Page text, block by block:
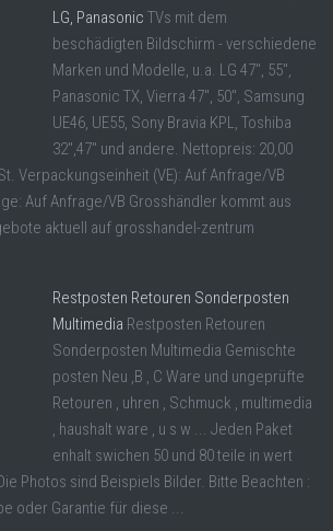
LG, Panasonic TVs mit dem
beschädigten Bildschirm - verschiedene
Marken und Modelle, u.a. LG 47", 55",
Panasonic TX, Vierra 47", 50", Samsung
UE46, UE55, Sony Bravia KPL, Toshiba
32",47" und andere. Nettopreis: 20,00
Verpackungseinheit (VE): Auf Anfrage/VB
Auf Anfrage/VB Grosshändler kommt aus
aktuell auf grosshandel-zentrum
Restposten Retouren Sonderposten
Multimedia Restposten Retouren
Sonderposten Multimedia Gemischte
posten Neu ,B , C Ware und ungeprüfte
Retouren , uhren , Schmuck , multimedia
, haushalt ware , u s w ... Jeden Paket
enhalt swichen 50 und 80 teile in wert
Photos sind Beispiels Bilder. Bitte Beachten :
oder Garantie für diese ...